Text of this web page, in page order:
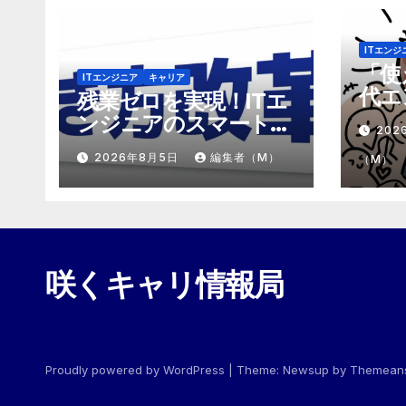
ITエンジニア キャリア
残業ゼロを実現！ITエ
ンジニアのスマートな
働き方改革
2026年8月5日 編集者（M）
ITエンジ
「
代
「
め
（M）
咲くキャリ情報局
Proudly powered by WordPress Theme: Newsup by